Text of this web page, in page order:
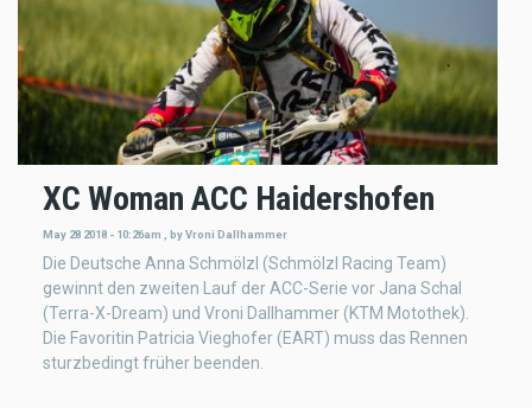
XC Woman ACC Haidershofen
May 28 2018 - 10:26am byVroni Dallhammer
Die Deutsche Anna Schmölzl (Schmölzl Racing Team)
gewinnt den zweiten Lauf der ACC-Serie vor Jana Schal
(Terra-X-Dream) und Vroni Dallhammer (KTM Motothek).
Die Favoritin Patricia Vieghofer (EART) muss das Rennen
sturzbedingt früher beenden.